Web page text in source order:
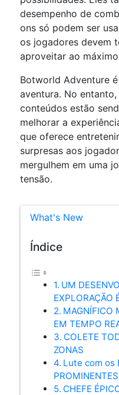
desempenho de
ons só podem ser
os jogadores devem
aproveitar ao
Botworld Adventure
aventura. No
conteúdos estão
melhorar a
que oferece
surpresas aos
mergulhem em uma
tensão.
What's New
Índice
UM
EXPLORAÇÃO
MAGNÍFICO
EM TEMPO
COLETE
ZONAS
Lute com os
PROMINENTES
CHEFE